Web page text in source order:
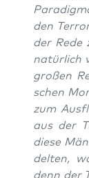
den
der Rede
natür­lich
gro­ßen
schen
zum
aus der
die­se
del­ten,
denn der